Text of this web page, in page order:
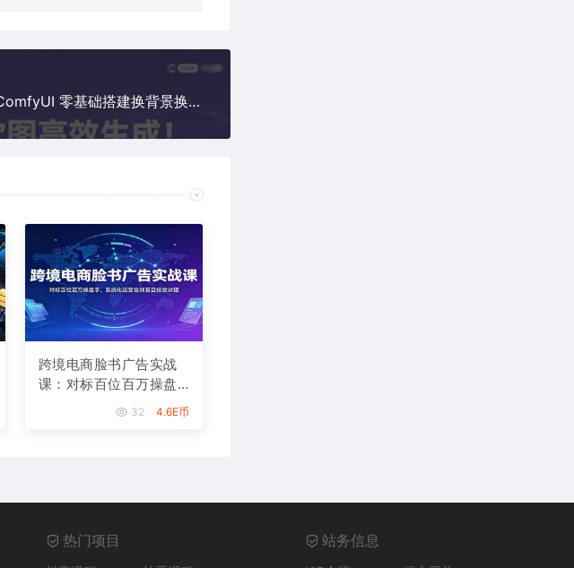
电商爆款图高效生成！ComfyUI 零基础搭建换背景换装全流程商业工作流
跨境电商脸书广告实战
课：对标百位百万操盘
手，系统化运营告别盲
32 4.6E币
热门项目 站务信息